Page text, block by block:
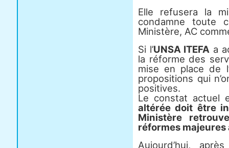
Elle refusera la
condamne toute
Ministère, AC
Si l’UNSA ITEFA a
la réforme des
mise en place de
propositions qui
positives.
Le constat actuel
altérée doit être
Ministère
réformes majeures
Aujourd’hui,